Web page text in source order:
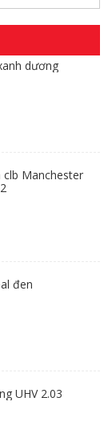
dương
Manchester
đen
UHV 2.03